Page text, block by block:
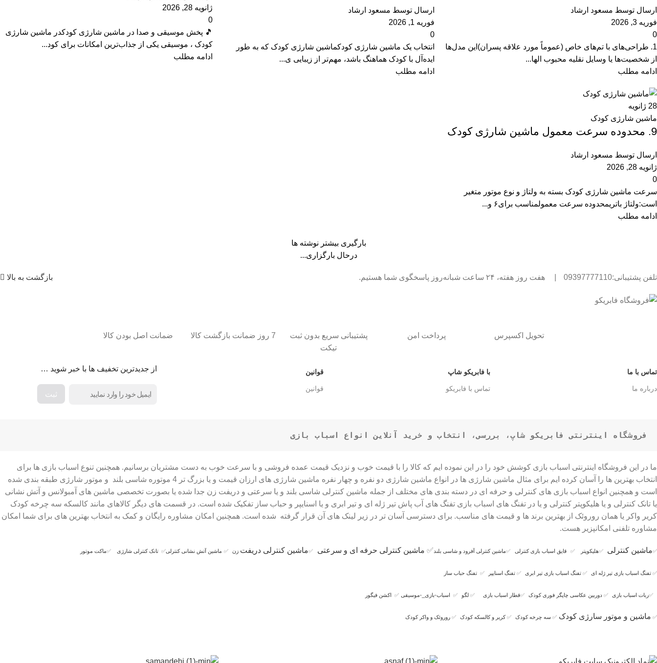
ارسال توسط مسعود ارشاد
فوریه 3, 2026
0
1. طراحی‌های با تم‌های خاص (عموماً مورد علاقه پسران)این مدل‌ها
از شخصیت‌ها یا وسایل نقلیه محبوب الها...
ادامه مطلب
ارسال توسط مسعود ارشاد
فوریه 1, 2026
0
انتخاب یک ماشین شارژی کودکماشین شارژی کودک که به طور
ایده‌آل با کودک هماهنگ باشد، مهم‌تر از زیبایی ی...
ادامه مطلب
ژانویه 28, 2026
0
🎵 پخش موسیقی و صدا در ماشین شارژی کودکدر ماشین شارژی
کودک ، موسیقی یکی از جذاب‌ترین امکانات برای کود...
ادامه مطلب
28 ژانویه
ماشین شارژی کودک
9. محدوده سرعت معمول ماشین‌ شارژی کودک
ارسال توسط مسعود ارشاد
ژانویه 28, 2026
0
سرعت ماشین‌ شارژی کودک بسته به ولتاژ و نوع موتور متغیر
است:ولتاژ باتریمحدوده سرعت معمولمناسب برای۶ و...
ادامه مطلب
بارگیری بیشتر نوشته ها
درحال بارگزاری...
تلفن پشتیبانی:09397777110 هفت روز هفته، ۲۴ ساعت شبانه‌روز پاسخگوی شما هستیم. بازگشت به بالا
تحویل اکسپرس پرداخت امن
پشتیبانی سریع بدون ثبت
تیکت
7 روز ضمانت بازگشت کالا ضمانت اصل بودن کالا
تماس با ما
درباره ما
با فابریکو شاپ
تماس با فابریکو
قوانین
قوانین
از جدیدترین تخفیف ها با خبر شوید …
فروشگاه اینترنتی فابریکو شاپ، بررسی، انتخاب و خرید آنلاین انواع اسباب بازی
ما در این فروشگاه اینترنتی اسباب بازی کوشش خود را در این نموده ایم که کالا را با قیمت خوب و نزدیک قیمت عمده فروشی و با سرعت خوب به دست مشتریان برسانیم. همچنین تنوع اسباب بازی ها برای
انتخاب بهترین ها را آسان کرده ایم برای مثال ماشین شارژی ها در انواع ماشین شارژی دو نفره و چهار نفره ماشین شارژی های ارزان قیمت و یا بزرگ تر 4 موتوره شاسی بلند و موتور شارژی طبقه بندی شده
است و همچنین انواع اسباب بازی های کنترلی و حرفه ای در دسته بندی های مختلف از جمله ماشین کنترلی شاسی بلند و یا سرعتی و دریفت زن جدا شده یا بصورت تخصصی ماشین های آمبولانس و آتش نشانی
یا تانک کنترلی و یا هلیکوپتر کنترلی و یا در تفنگ های اسباب بازی تفنگ های آب پاش تیر ژله ای و تیر ابری و یا اسنایپر و حباب ساز تفکیک شده است. در قسمت های دیگر کالاهای مانند کالسکه سه چرخه کودک
کریر واکر یا همان روروئک از بهترین برند ها و قیمت های مناسب. برای دسترسی آسان تر در زیر لینک های آن قرار گرفته شده است. همچنین امکان مشاوره رایگان و کمک به انتخاب بهترین های برای شما امکان
مشاوره تلفنی امکانپزیر هست.
✅ماشین کنترلی ✅هلیکوپتر ✅ قایق اسباب بازی کنترلی ✅ماشین کنترلی آفرود و شاسی بلند ✅ ماشین کنترلی حرفه ای و سرعتی ✅ماشین کنترلی دریفت زن ✅ ماشین آتش نشانی کنترلی✅ تانک کنترلی شارژی ✅ماکت موتور
✅ تفنگ اسباب بازی تیر ژله ای ✅ تفنگ اسباب بازی تیر ابری ✅ تفنگ اسنایپر ✅ تفنگ حباب ساز
✅ربات اسباب بازی ✅ دوربین عکاسی چاپگر فوری کودک ✅قطار اسباب بازی ✅ لگو ✅ اسباب-بازی_-موسیقی ✅ اکشن فیگور
✅ ماشین و موتور سارژی کودک ✅ سه چرخه کودک ✅کریر و کالسکه کودک ✅ روروئک و واکر کودک